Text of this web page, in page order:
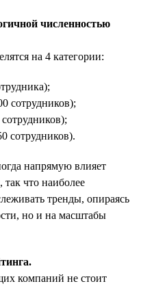
численностью
на 4 категории:
сотрудников);
сотрудников).
напрямую влияет
что наиболее
тренды, опираясь
но и на масштабы
компаний не стоит